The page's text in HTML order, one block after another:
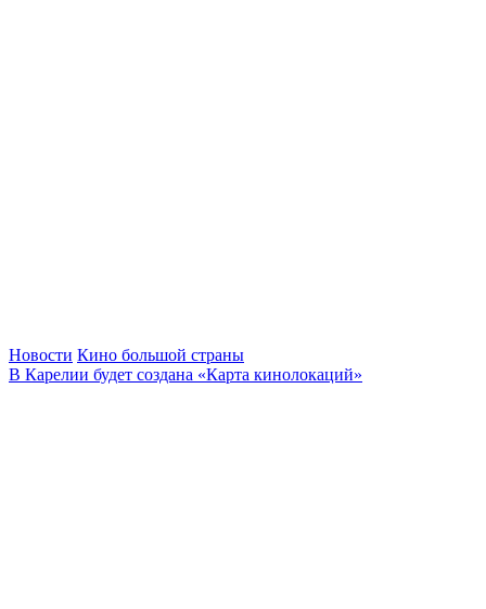
Новости Кино большой страны
В Карелии будет создана «Карта кинолокаций»